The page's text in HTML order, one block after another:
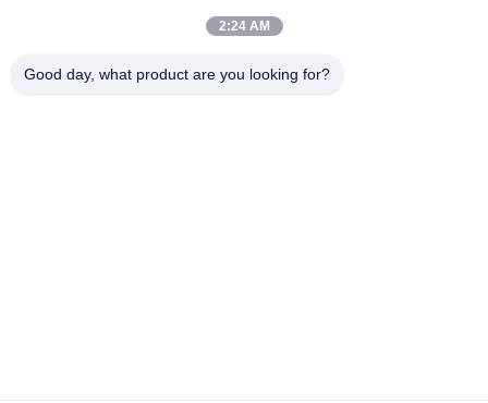
Włókna poliestrowe o niskim stopniu topnienia
2:24 AM
Good day, what product are you looking for?